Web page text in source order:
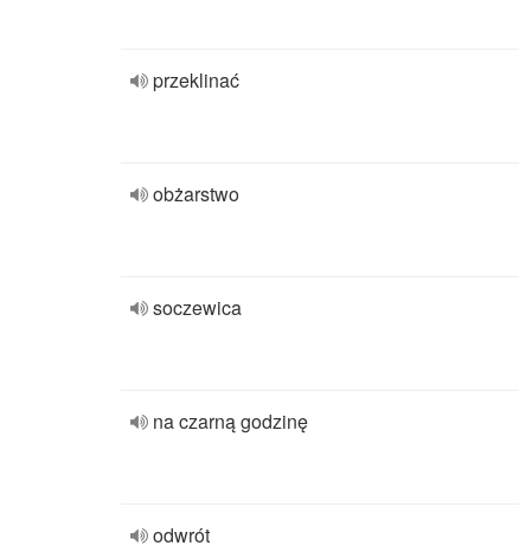
przeklinać
obżarstwo
soczewica
na czarną godzinę
odwrót